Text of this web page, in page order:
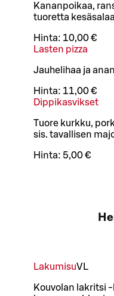
Kananpoikaa,
tuoretta
Hinta: 10,00 €
Lasten pizza
Jauhelihaa ja
Hinta: 11,00 €
Dippikasvikset
Tuore kurkku,
sis. tavallisen
Hinta: 5,00 €
LakumisuVL
Kouvolan lakritsi